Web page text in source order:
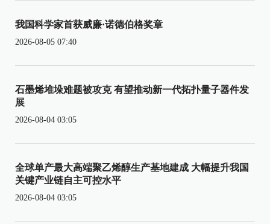
我国科学家首获威廉·诺德伯格奖章
2026-08-05 07:40
石墨烯堆垛难题被攻克 有望推动新一代拓扑量子器件发
展
2026-08-04 03:05
全球单产最大高端聚乙烯醇生产基地建成 大幅提升我国
关键产业链自主可控水平
2026-08-04 03:05